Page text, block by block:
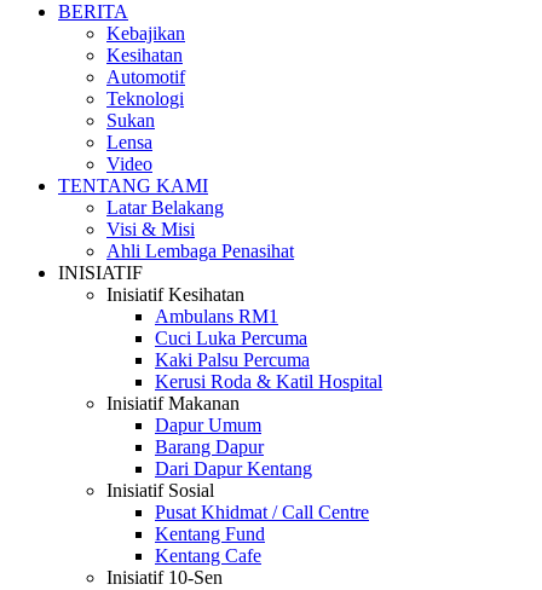
BERITA
Kebajikan
Kesihatan
Automotif
Teknologi
Sukan
Lensa
Video
TENTANG KAMI
Latar Belakang
Visi & Misi
Ahli Lembaga Penasihat
INISIATIF
Inisiatif Kesihatan
Ambulans RM1
Cuci Luka Percuma
Kaki Palsu Percuma
Kerusi Roda & Katil Hospital
Inisiatif Makanan
Dapur Umum
Barang Dapur
Dari Dapur Kentang
Inisiatif Sosial
Pusat Khidmat / Call Centre
Kentang Fund
Kentang Cafe
Inisiatif 10-Sen